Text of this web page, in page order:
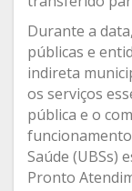
Durante a
públicas e
indireta
os serviços
pública e o
funcionamento
Saúde (UBSs)
Pronto